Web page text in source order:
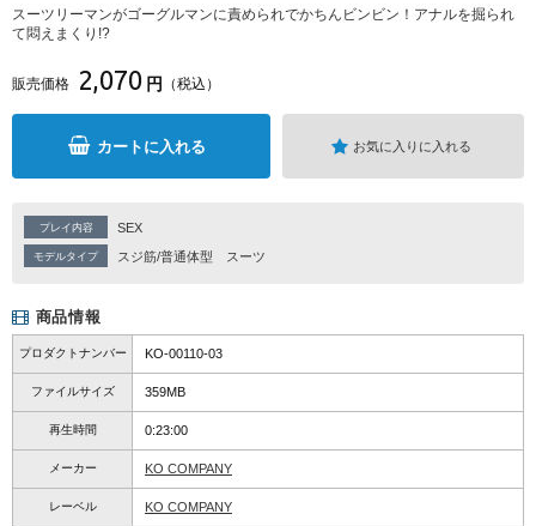
スーツリーマンがゴーグルマンに責められでかちんビンビン！アナルを掘られ
て悶えまくり!?
販売価格 2,070 円 （税込）
カートに入れる お気に入りに入れる
プレイ内容 SEX
モデルタイプ スジ筋/普通体型 スーツ
商品情報
プロダクトナンバー KO-00110-03
ファイルサイズ 359MB
再生時間 0:23:00
メーカー KO COMPANY
レーベル KO COMPANY